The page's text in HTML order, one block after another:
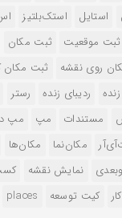
استایل استک‌بلتیز
ثبت موقعیت
ثبت مکان
روی نقشه
ثبت مکان
ردیبای زنده رستر
مستندات مپ
مپ
مکان‌نما مکان‌ها
نمایش نقشه
کیت توسعه ‌places